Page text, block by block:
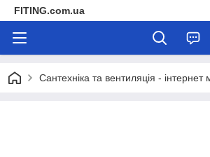
FITING.com.ua
Сантехніка та вентиляція -